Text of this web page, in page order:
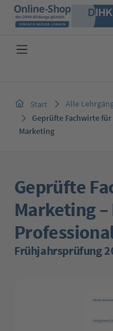
Zum Hauptinhalt springen
Start Alle
Geprüfte Fachwirte
Marketing
Geprüfte
Marketing
Frühjahrsprüfung